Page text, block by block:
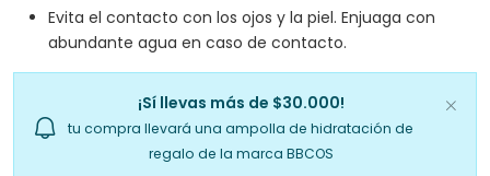
Evita el contacto con los ojos y la piel. Enjuaga con
abundante agua en caso de contacto.
¡Sí llevas más de $30.000!
tu compra llevará una ampolla de hidratación de
regalo de la marca BBCOS